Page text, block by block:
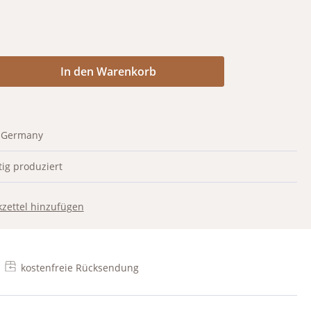
Anzahl: Gib den gewünschten Wert
In den Warenkorb
produziert
hinzufügen
kostenfreie Rücksendung